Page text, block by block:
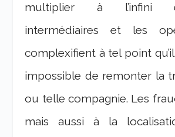
multiplier à l’infini
intermédiaires et les
complexifient à tel point
impossible de remonter la
ou telle compagnie. Les
mais aussi à la